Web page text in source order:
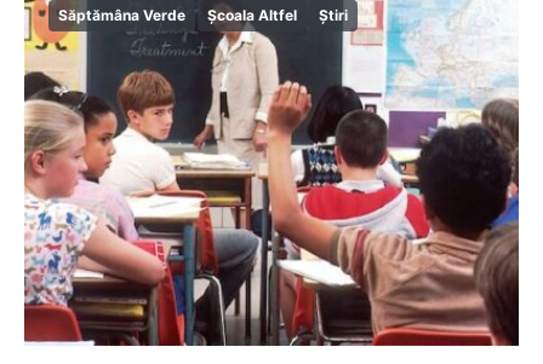
Săptămâna Verde Școala Altfel Știri